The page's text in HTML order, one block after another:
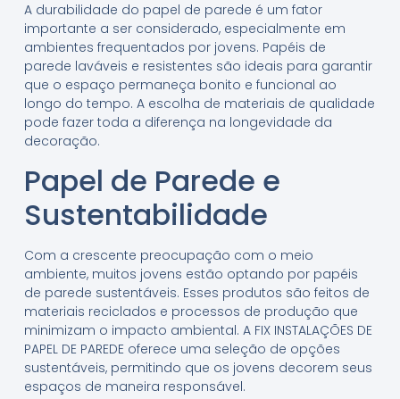
A durabilidade do papel de parede é um fator
importante a ser considerado, especialmente em
ambientes frequentados por jovens. Papéis de
parede laváveis e resistentes são ideais para garantir
que o espaço permaneça bonito e funcional ao
longo do tempo. A escolha de materiais de qualidade
pode fazer toda a diferença na longevidade da
decoração.
Papel de Parede e
Sustentabilidade
Com a crescente preocupação com o meio
ambiente, muitos jovens estão optando por papéis
de parede sustentáveis. Esses produtos são feitos de
materiais reciclados e processos de produção que
minimizam o impacto ambiental. A FIX INSTALAÇÕES DE
PAPEL DE PAREDE oferece uma seleção de opções
sustentáveis, permitindo que os jovens decorem seus
espaços de maneira responsável.